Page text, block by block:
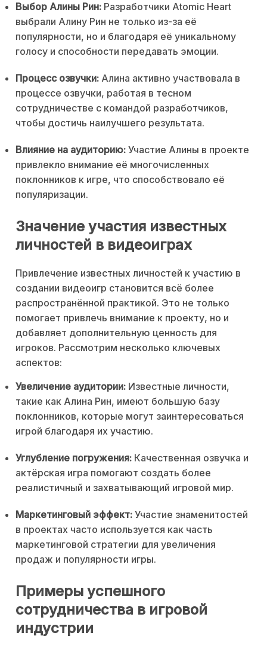
Выбор Алины Рин: Разработчики Atomic Heart
выбрали Алину Рин не только из-за её
популярности, но и благодаря её уникальному
голосу и способности передавать эмоции.
Процесс озвучки: Алина активно участвовала в
процессе озвучки, работая в тесном
сотрудничестве с командой разработчиков,
чтобы достичь наилучшего результата.
Влияние на аудиторию: Участие Алины в проекте
привлекло внимание её многочисленных
поклонников к игре, что способствовало её
популяризации.
Значение участия известных
личностей в видеоиграх
Привлечение известных личностей к участию в
создании видеоигр становится всё более
распространённой практикой. Это не только
помогает привлечь внимание к проекту, но и
добавляет дополнительную ценность для
игроков. Рассмотрим несколько ключевых
аспектов:
Увеличение аудитории: Известные личности,
такие как Алина Рин, имеют большую базу
поклонников, которые могут заинтересоваться
игрой благодаря их участию.
Углубление погружения: Качественная озвучка и
актёрская игра помогают создать более
реалистичный и захватывающий игровой мир.
Маркетинговый эффект: Участие знаменитостей
в проектах часто используется как часть
маркетинговой стратегии для увеличения
продаж и популярности игры.
Примеры успешного
сотрудничества в игровой
индустрии